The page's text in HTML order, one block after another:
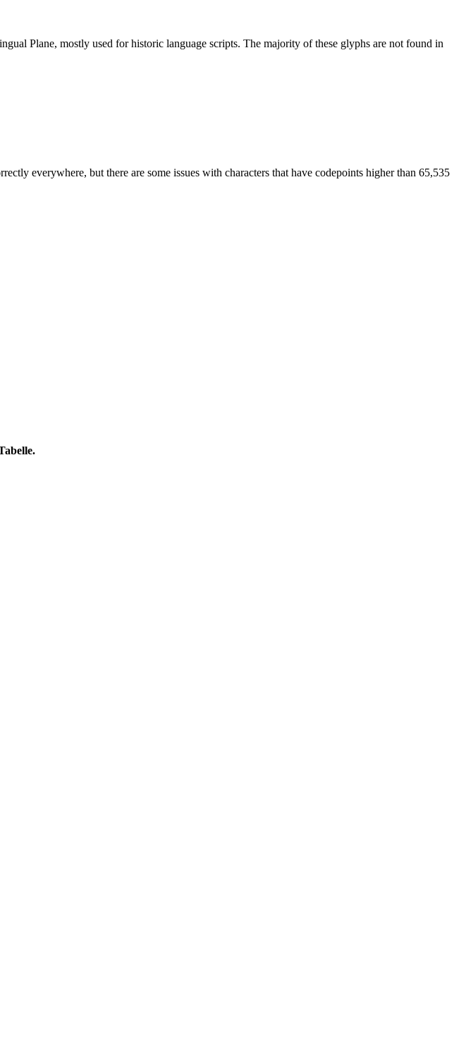
Plane, mostly used for historic language scripts. The majority of these glyphs are not found in
everywhere, but there are some issues with characters that have codepoints higher than 65,535